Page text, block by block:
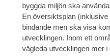
byggda miljön ska
En översiktsplan
bindande men ska visa
utvecklingen. Inom ett
vägleda utvecklingen mer